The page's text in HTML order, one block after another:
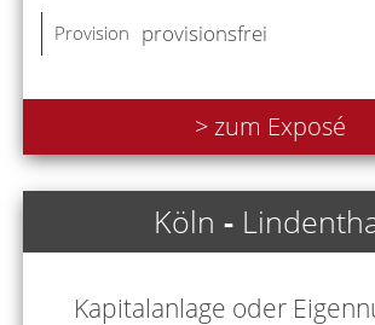
Provision provisionsfrei
> zum Exposé
Köln -
Kapitalanlage oder